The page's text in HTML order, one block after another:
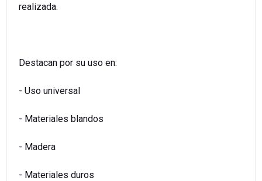
realizada.
Destacan por su uso en:
- Uso universal
- Materiales blandos
- Madera
- Materiales duros